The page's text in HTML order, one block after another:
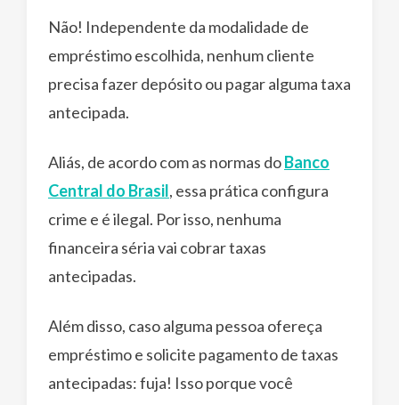
Não! Independente da modalidade de
empréstimo escolhida, nenhum cliente
precisa fazer depósito ou pagar alguma taxa
antecipada.
Aliás, de acordo com as normas doBanco
Central do Brasil, essa prática configura
crime e é ilegal. Por isso, nenhuma
financeira séria vai cobrar taxas
antecipadas.
Além disso, caso alguma pessoa ofereça
empréstimo e solicite pagamento de taxas
antecipadas: fuja! Isso porque você